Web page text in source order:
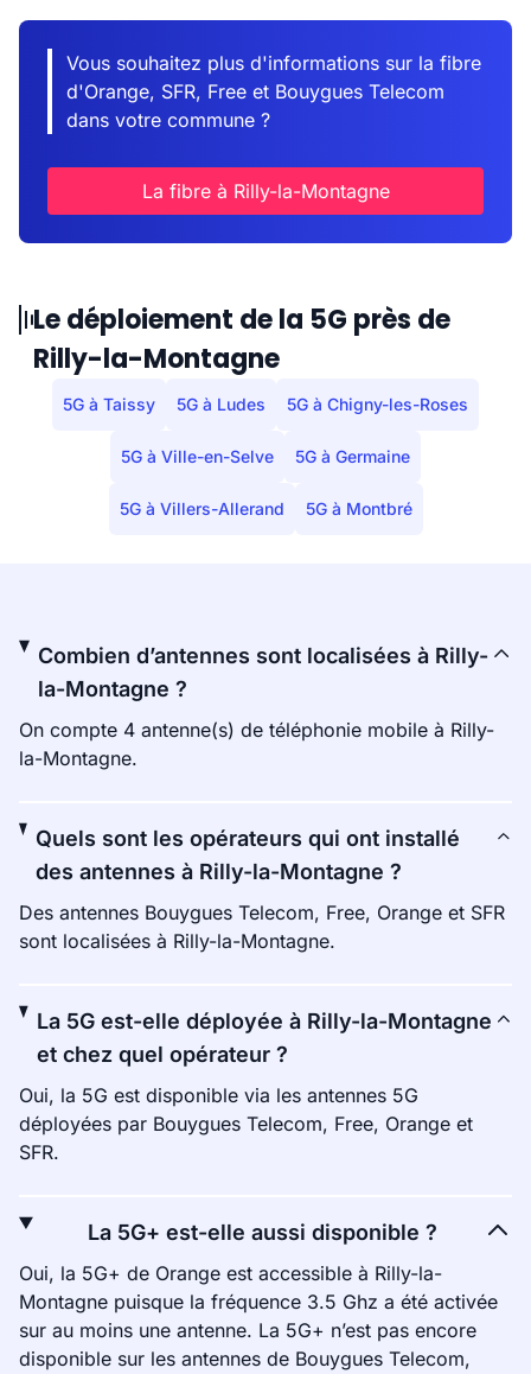
Vous souhaitez plus d'informations sur la fibre
d'Orange, SFR, Free et Bouygues Telecom
dans votre commune ?
La fibre à Rilly-la-Montagne
Le déploiement de la 5G près de
Rilly-la-Montagne
5G à Taissy 5G à Ludes 5G à Chigny-les-Roses
5G à Ville-en-Selve 5G à Germaine
5G à Villers-Allerand 5G à Montbré
Combien d’antennes sont localisées à Rilly-
la-Montagne ?
On compte 4 antenne(s) de téléphonie mobile à Rilly-
la-Montagne.
Quels sont les opérateurs qui ont installé
des antennes à Rilly-la-Montagne ?
Des antennes Bouygues Telecom, Free, Orange et SFR
sont localisées à Rilly-la-Montagne.
La 5G est-elle déployée à Rilly-la-Montagne
et chez quel opérateur ?
Oui, la 5G est disponible via les antennes 5G
déployées par Bouygues Telecom, Free, Orange et
SFR.
La 5G+ est-elle aussi disponible ?
Oui, la 5G+ de Orange est accessible à Rilly-la-
Montagne puisque la fréquence 3.5 Ghz a été activée
sur au moins une antenne. La 5G+ n’est pas encore
disponible sur les antennes de Bouygues Telecom,